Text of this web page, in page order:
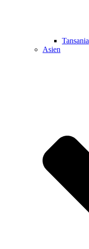
Tansania
Asien